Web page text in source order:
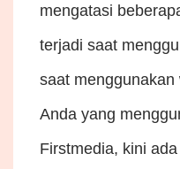
mengatasi
terjadi saat
saat
Anda yang
Firstmedia, kini